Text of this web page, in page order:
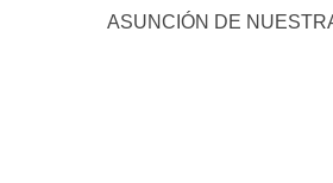
ASUNCIÓN DE